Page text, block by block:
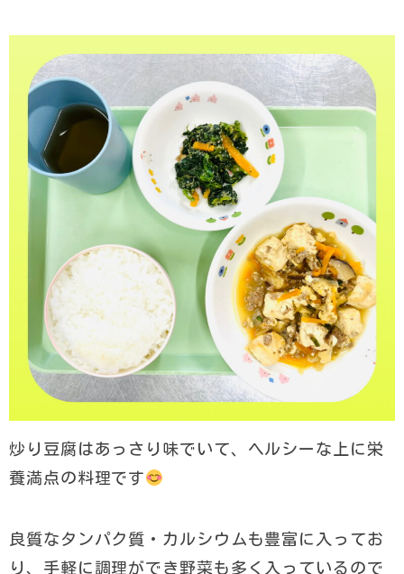
炒り豆腐はあっさり味でいて、ヘルシーな上に栄
養満点の料理です
良質なタンパク質・カルシウムも豊富に入ってお
り、手軽に調理ができ野菜も多く入っているので